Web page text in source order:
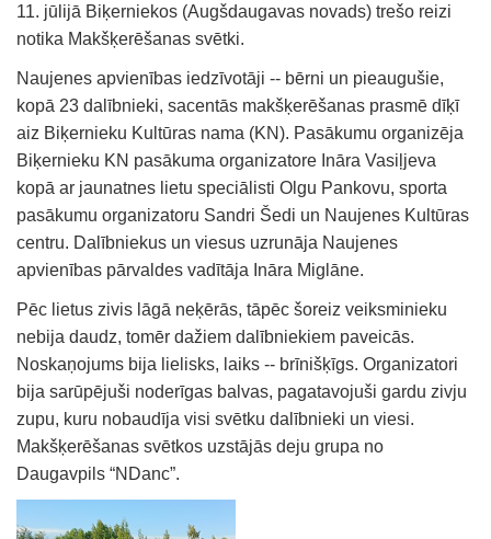
11. jūlijā Biķerniekos (Augšdaugavas novads) trešo reizi
notika Makšķerēšanas svētki.
Naujenes apvienības iedzīvotāji -- bērni un pieaugušie,
kopā 23 dalībnieki, sacentās makšķerēšanas prasmē dīķī
aiz Biķernieku Kultūras nama (KN). Pasākumu organizēja
Biķernieku KN pasākuma organizatore Ināra Vasiļjeva
kopā ar jaunatnes lietu speciālisti Olgu Pankovu, sporta
pasākumu organizatoru Sandri Šedi un Naujenes Kultūras
centru. Dalībniekus un viesus uzrunāja Naujenes
apvienības pārvaldes vadītāja Ināra Miglāne.
Pēc lietus zivis lāgā neķērās, tāpēc šoreiz veiksminieku
nebija daudz, tomēr dažiem dalībniekiem paveicās.
Noskaņojums bija lielisks, laiks -- brīnišķīgs. Organizatori
bija sarūpējuši noderīgas balvas, pagatavojuši gardu zivju
zupu, kuru nobaudīja visi svētku dalībnieki un viesi.
Makšķerēšanas svētkos uzstājās deju grupa no
Daugavpils “NDanc”.